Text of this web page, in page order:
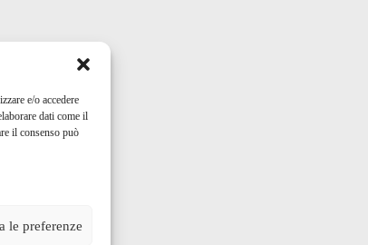
e/o accedere
dati come il
il consenso può
le preferenze